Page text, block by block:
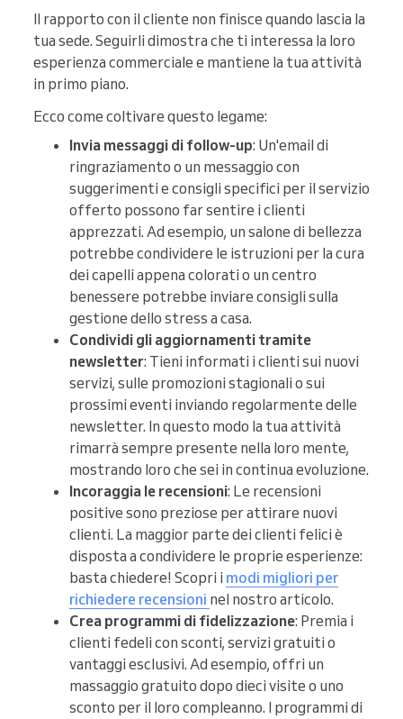
Il rapporto con il cliente non finisce quando lascia la
tua sede. Seguirli dimostra che ti interessa la loro
esperienza commerciale e mantiene la tua attività
in primo piano.
Ecco come coltivare questo legame:
Invia messaggi di follow-up: Un'email di
ringraziamento o un messaggio con
suggerimenti e consigli specifici per il servizio
offerto possono far sentire i clienti
apprezzati. Ad esempio, un salone di bellezza
potrebbe condividere le istruzioni per la cura
dei capelli appena colorati o un centro
benessere potrebbe inviare consigli sulla
gestione dello stress a casa.
Condividi gli aggiornamenti tramite
newsletter: Tieni informati i clienti sui nuovi
servizi, sulle promozioni stagionali o sui
prossimi eventi inviando regolarmente delle
newsletter. In questo modo la tua attività
rimarrà sempre presente nella loro mente,
mostrando loro che sei in continua evoluzione.
Incoraggia le recensioni: Le recensioni
positive sono preziose per attirare nuovi
clienti. La maggior parte dei clienti felici è
disposta a condividere le proprie esperienze:
basta chiedere! Scopri i modi migliori per
richiedere recensioni nel nostro articolo.
Crea programmi di fidelizzazione: Premia i
clienti fedeli con sconti, servizi gratuiti o
vantaggi esclusivi. Ad esempio, offri un
massaggio gratuito dopo dieci visite o uno
sconto per il loro compleanno. I programmi di